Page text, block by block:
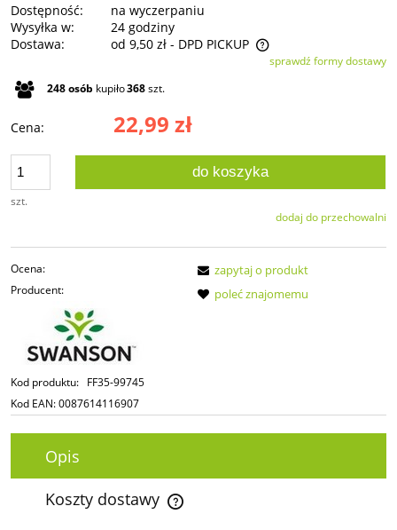
Dostępność:
na wyczerpaniu
Wysyłka w:
24 godziny
Dostawa:
od 9,50 zł - DPD PICKUP
Cena nie zawiera ewentualnych kosztów płatnościsprawdź formy dostawy
248osób kupiło368szt.
Cena: 22,99 zł
szt.
do koszyka
dodaj do przechowalni
Ocena:
Producent:
Kod produktu: FF35-99745
Kod EAN:0087614116907
zapytaj o produkt
poleć znajomemu
Opis
Koszty dostawy
Cena nie zawiera ewentualnych kosztów płatności